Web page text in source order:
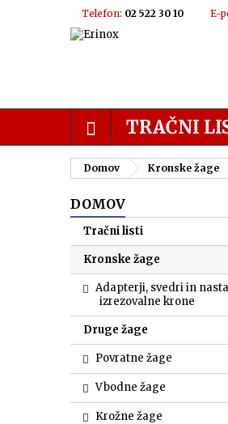
Telefon: 02 522 30 10 E-
TRAČNI
Domov Kronske žage
DOMOV
Tračni listi
Kronske žage
Adapterji, svedri in
izrezovalne krone
Druge žage
Povratne žage
Vbodne žage
Krožne žage